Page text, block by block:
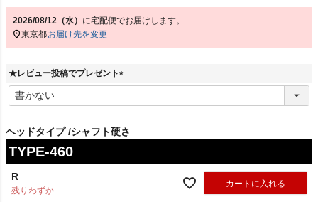
2026/08/12（水） に宅配便でお届けします。
東京都お届け先を変更
★レビュー投稿でプレゼント
(
)
ヘッドタイプ シャフト硬さ
TYPE-460
R
残りわずか
カートに入れる